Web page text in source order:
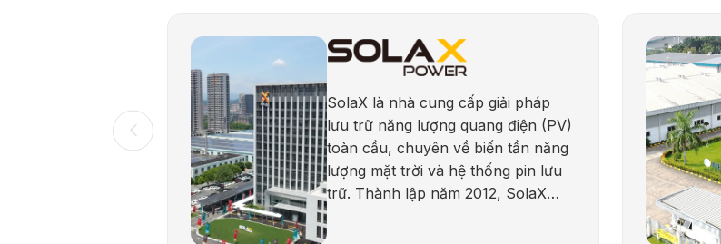
SolaX là nhà cung cấp giải pháp
lưu trữ năng lượng quang điện (PV)
toàn cầu, chuyên về biến tần năng
lượng mặt trời và hệ thống pin lưu
trữ. Thành lập năm 2012, SolaX